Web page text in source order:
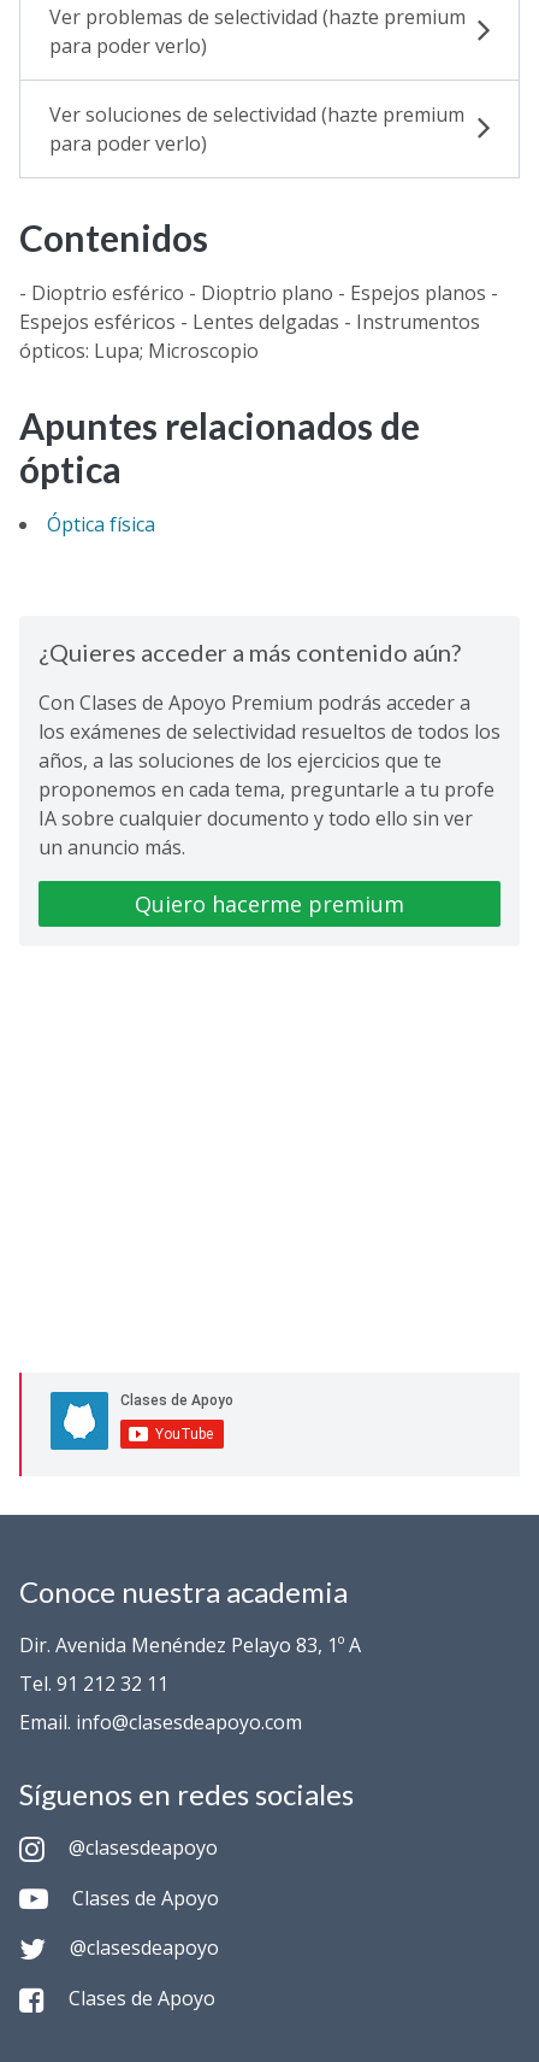
Ver problemas de selectividad (hazte premium
para poder verlo)
Ver soluciones de selectividad (hazte premium
para poder verlo)
Contenidos
- Dioptrio esférico - Dioptrio plano - Espejos planos -
Espejos esféricos - Lentes delgadas - Instrumentos
ópticos: Lupa; Microscopio
Apuntes relacionados de
óptica
Óptica física
¿Quieres acceder a más contenido aún?
Con Clases de Apoyo Premium podrás acceder a
los exámenes de selectividad resueltos de todos los
años, a las soluciones de los ejercicios que te
proponemos en cada tema, preguntarle a tu profe
IA sobre cualquier documento y todo ello sin ver
un anuncio más.
Quiero hacerme premium
Conoce nuestra academia
Dir. Avenida Menéndez Pelayo 83, 1º A
Tel. 91 212 32 11
Email. info@clasesdeapoyo.com
Síguenos en redes sociales
@clasesdeapoyo
Clases de Apoyo
@clasesdeapoyo
Clases de Apoyo